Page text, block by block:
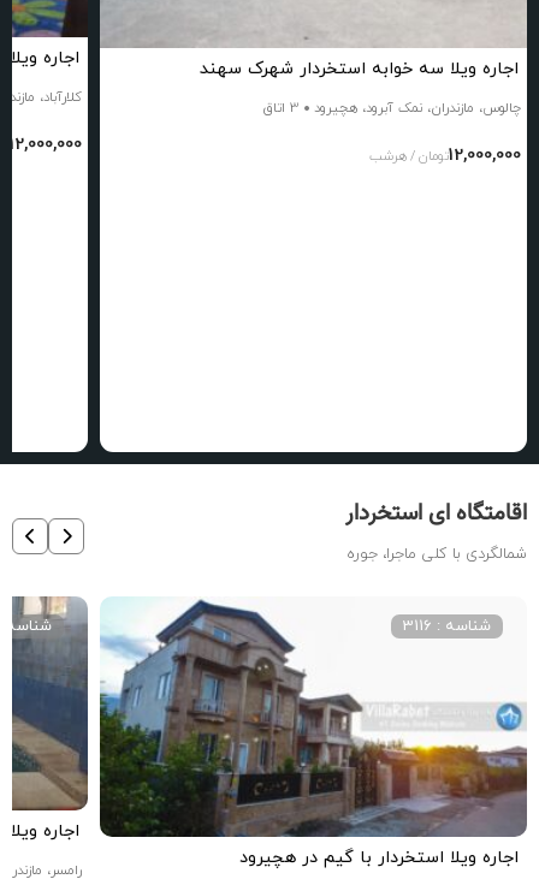
اجاره ویلا سه خوابه استخردار شهرک سهند
چالوس، مازندران، نمک آبرود، هچیرود 3 اتاق
12,000,000تومان / هرشب
اجاره
کلارآباد،
12,000,000
اقامتگاه ای استخردار
شمالگردی با کلی ماجرا، جوره
اجاره ویلا استخردار با گیم در هچیرود
شناسه : 3116
اجاره
شناسه :
رامسر، مازندران